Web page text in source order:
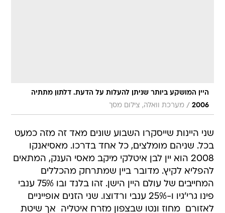
היין המושקע ביותר שניתן להעלות על הדעת. דלתון מתתיה
2006
/ מערכת וואלה, צילום מסך
שני היינות שייסקרו השבוע שונים מאד זה מזה כמעט
בכל. שניהם מומלצים, כל אחד בדרכו. מאסיאנקו
2008 הוא יין לבן איטלקי מיקב מאסי הענק, המתאים
להפליא לקיץ. מדובר ביין שמתרחק מהכללים
המחייבים של עולם היין הישן. זהו בלנד ובו 75% ענבי
פינו גרי'גיו ו-25% ענבי ורדוצו. שני הזנים אופייניים
לאזורם  מחוז ונטו שבצפון מזרח איטליה  אך שיטת